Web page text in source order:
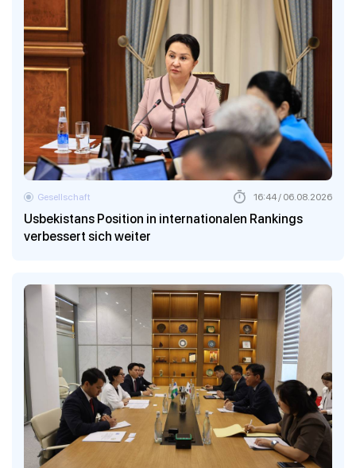
Usbekistans Position in internationalen Rankings
verbessert sich weiter
Gesellschaft 16:44 / 06.08.2026